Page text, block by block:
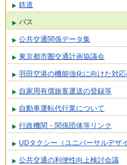
鉄道
バス
公共交通関係データ集
東京都市圏交通計画協議会
羽田空港の機能強化に向けた対
自家用有償旅客運送の登録等
自動車運転代行業について
行政機関・関係団体等リンク
UDタクシー（ユニバーサルデザ
公共交通の利便性向上検討会議